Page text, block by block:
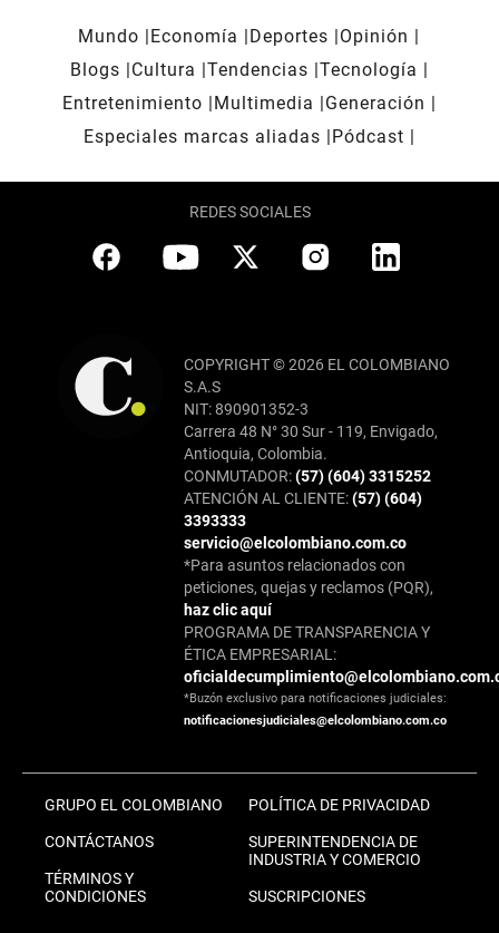
Mundo Economía Deportes
Opinión
Blogs
Cultura Tendencias Tecnología
Entretenimiento
Multimedia
Generación
Especiales marcas aliadas
Pódcast
REDES SOCIALES
COPYRIGHT © 2026 EL COLOMBIANO
S.A.S
NIT: 890901352-3
Carrera 48 N° 30 Sur - 119, Envigado,
Antioquia, Colombia.
CONMUTADOR:(57) (604) 3315252
ATENCIÓN AL CLIENTE:(57) (604)
3393333
servicio@elcolombiano.com.co
*Para asuntos relacionados con
peticiones, quejas y reclamos (PQR),
haz clic aquí
PROGRAMA DE TRANSPARENCIA Y
ÉTICA EMPRESARIAL:
*Buzón exclusivo para notificaciones judiciales:
notificacionesjudiciales@elcolombiano.com.co
GRUPO EL COLOMBIANO
CONTÁCTANOS
TÉRMINOS Y
CONDICIONES
POLÍTICA DE PRIVACIDAD
SUPERINTENDENCIA DE
INDUSTRIA Y COMERCIO
SUSCRIPCIONES